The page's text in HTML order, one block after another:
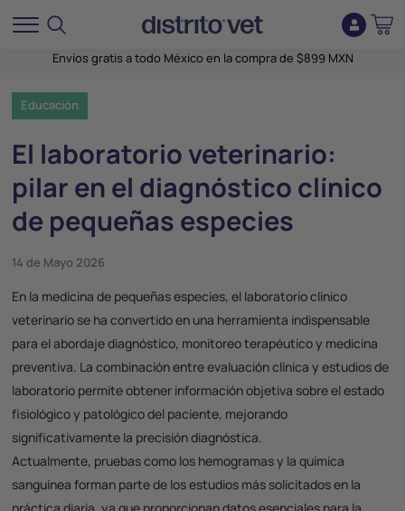
Envíos gratis a todo México en la compra de $899 MXN
Educación
El laboratorio veterinario:
pilar en el diagnóstico clínico
de pequeñas especies
14 de Mayo 2026
En la medicina de pequeñas especies, el laboratorio clínico
veterinario se ha convertido en una herramienta indispensable
para el abordaje diagnóstico, monitoreo terapéutico y medicina
preventiva. La combinación entre evaluación clínica y estudios de
laboratorio permite obtener información objetiva sobre el estado
fisiológico y patológico del paciente, mejorando
significativamente la precisión diagnóstica.
Actualmente, pruebas como los hemogramasy la química
sanguínea forman parte de los estudios más solicitados en la